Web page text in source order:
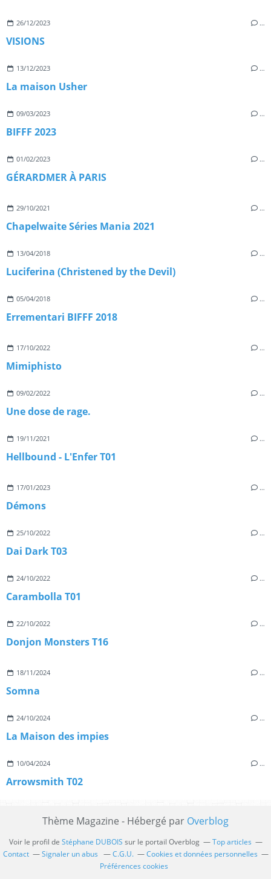
26/12/2023 …
VISIONS
13/12/2023 …
La maison Usher
09/03/2023 …
BIFFF 2023
01/02/2023 …
GÉRARDMER À PARIS
29/10/2021 …
Chapelwaite Séries Mania 2021
13/04/2018 …
Luciferina (Christened by the Devil)
05/04/2018 …
Errementari BIFFF 2018
17/10/2022 …
Mimiphisto
09/02/2022 …
Une dose de rage.
19/11/2021 …
Hellbound - L'Enfer T01
17/01/2023 …
Démons
25/10/2022 …
Dai Dark T03
24/10/2022 …
Carambolla T01
22/10/2022 …
Donjon Monsters T16
18/11/2024 …
Somna
24/10/2024 …
La Maison des impies
10/04/2024 …
Arrowsmith T02
Thème Magazine - Hébergé par Overblog
Voir le profil de Stéphane DUBOIS sur le portail Overblog
Top articles
Contact
Signaler un abus C.G.U.
Cookies et données personnelles
Préférences cookies